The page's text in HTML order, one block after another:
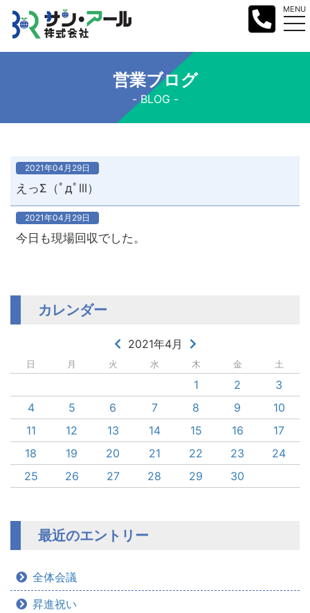
MENU
営業ブログ
BLOG
2021年04月29日
えっΣ（ﾟдﾟlll）
2021年04月29日
今日も現場回収でした。
カレンダー
2021年4月
日 月 火 水 木 金 土
1 2
3
4
5 6 7 8 9
10
11
12 13 14 15 16
17
18
19 20 21 22 23
24
25
26 27 28 29 30
最近のエントリー
全体会議
昇進祝い